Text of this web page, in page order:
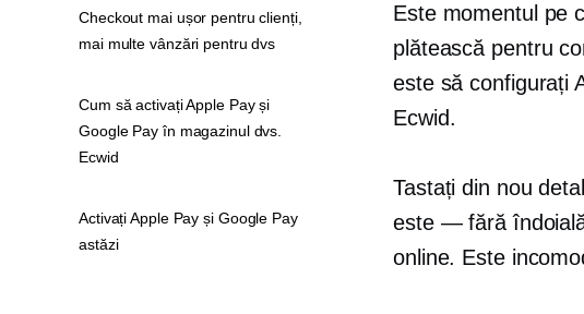
Este momentul pe
plătească pentru
este să configurați
Ecwid.
Tastați din nou
este — fără
online. Este
Checkout mai ușor pentru clienți,
mai multe vânzări pentru dvs
Cum să activați Apple Pay și
Google Pay în magazinul dvs.
Ecwid
Activați Apple Pay și Google Pay
astăzi